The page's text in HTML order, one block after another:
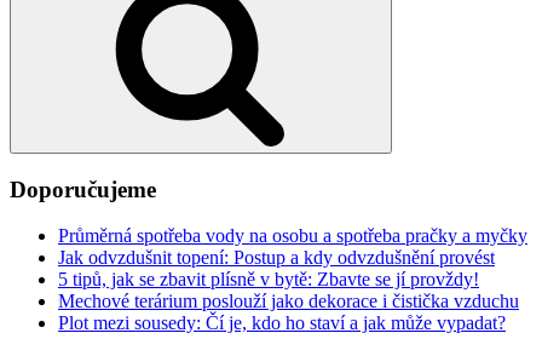
Doporučujeme
Průměrná spotřeba vody na osobu a spotřeba pračky a myčky
Jak odvzdušnit topení: Postup a kdy odvzdušnění provést
5 tipů, jak se zbavit plísně v bytě: Zbavte se jí provždy!
Mechové terárium poslouží jako dekorace i čistička vzduchu
Plot mezi sousedy: Čí je, kdo ho staví a jak může vypadat?